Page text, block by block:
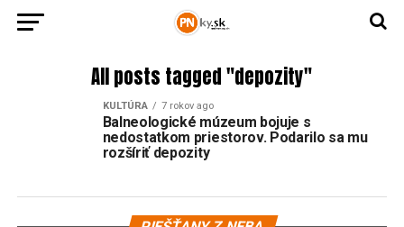
All posts tagged "depozity"
KULTÚRA 7 rokov ago
Balneologické múzeum bojuje s
nedostatkom priestorov. Podarilo sa mu
rozšíriť depozity